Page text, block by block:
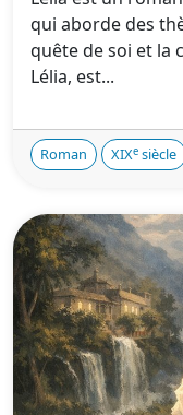
qui aborde des
quête de soi et la
Lélia, est...
Roman XIXe siècle